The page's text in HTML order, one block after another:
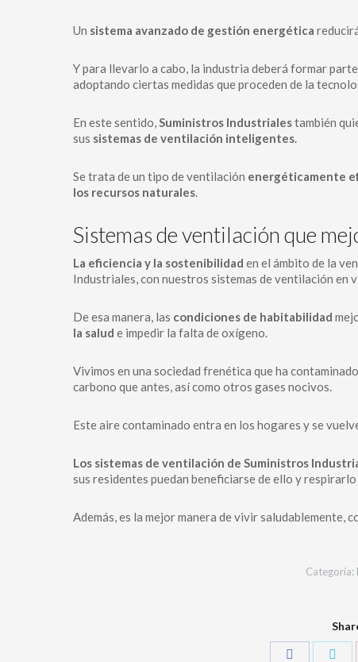
Un sistema avanzado de gestión energética
Y para llevarlo a cabo, la industria deberá formar
adoptando ciertas medidas que proceden de la
En este sentido, Suministros Industrialestambién
sus sistemas de ventilación inteligentes
Se trata de un tipo de ventilación energéticamente
los recursos naturales
Sistemas de ventilación que
La eficiencia y la sostenibilidad en el ámbito de la
Industriales, con nuestros sistemas de ventilación en
De esa manera, las condiciones de habitabilidad
la salud e impedir la falta de oxígeno.
Vivimos en una sociedad frenética que ha
carbono que antes, así como otros gases nocivos.
Este aire contaminado entra en los hogares y se
Los sistemas de ventilación de Suministros
sus residentes puedan beneficiarse de ello y respirarlo
Además, es la mejor manera de vivir saludablemente,
Categoría: